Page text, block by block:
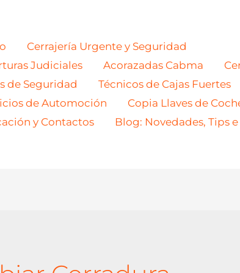
Cerrajería Urgente y Seguridad
Judiciales
Acorazadas Cabma
de Seguridad
Técnicos de Cajas Fuertes
de Automoción
Copia Llaves de
y Contactos
Blog: Novedades, Tips